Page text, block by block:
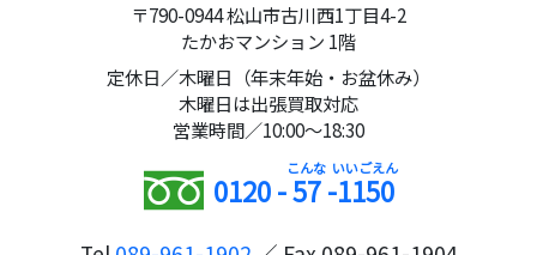
〒790-0944 松山市古川西1丁目4-2
たかおマンション 1階
定休日／木曜日（年末年始・お盆休み）
木曜日は出張買取対応
営業時間／10:00～18:30
0120 -57-1150